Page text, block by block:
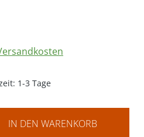
1-3 Tage
den gewünschten
IN DEN WARENKORB